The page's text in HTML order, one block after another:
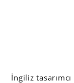
İngiliz tasarımcı